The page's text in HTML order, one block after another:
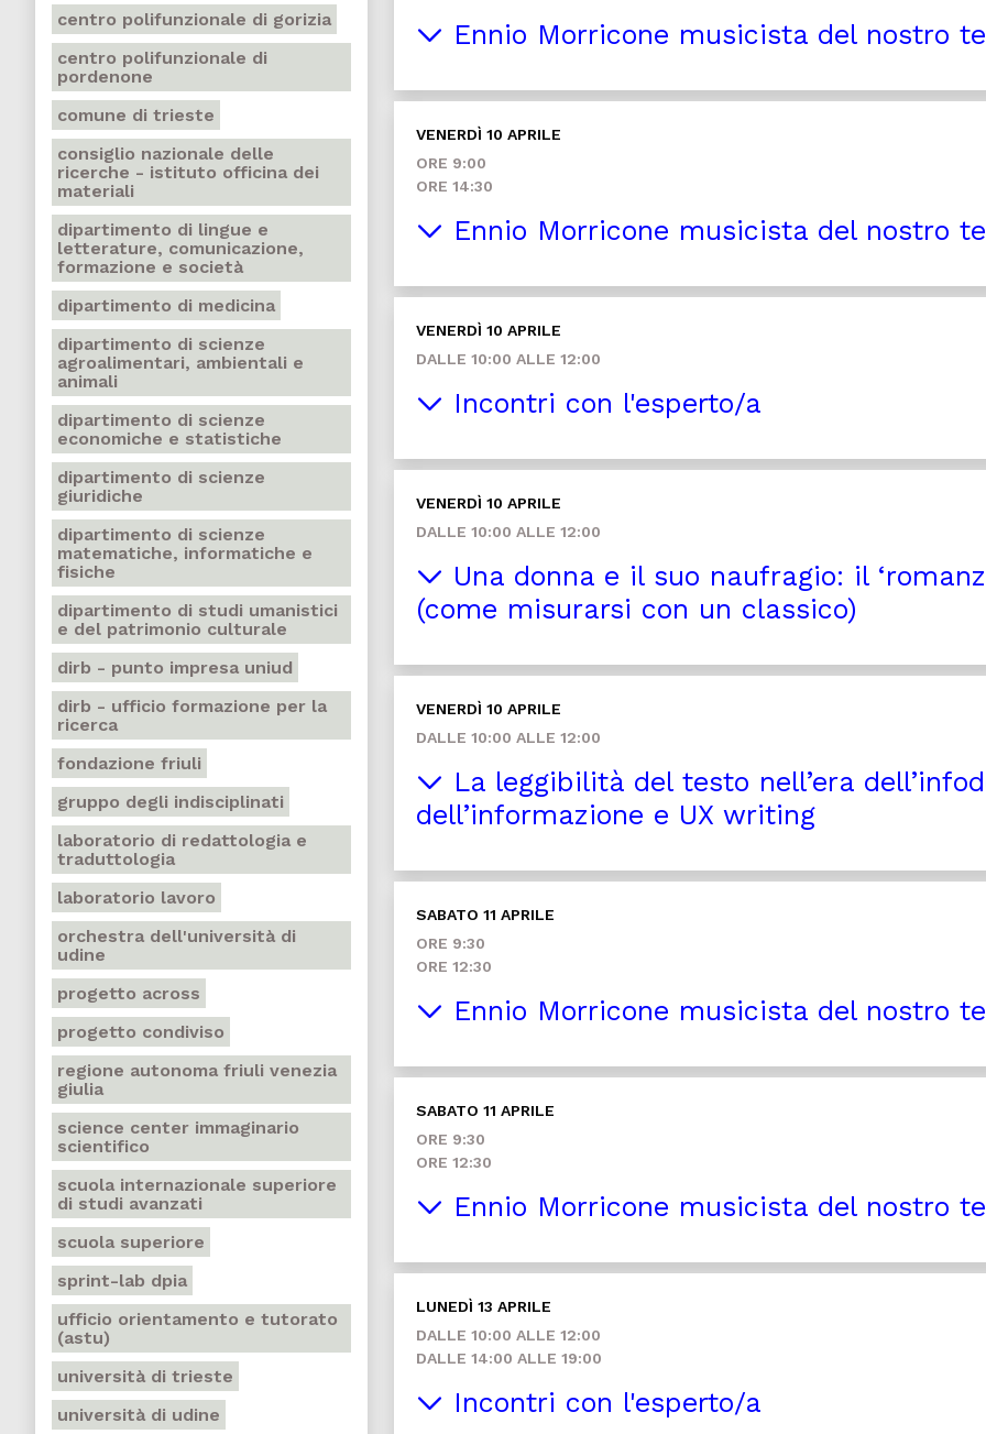
centro polifunzionale di gorizia
centro polifunzionale di
pordenone
comune di trieste
consiglio nazionale delle
ricerche - istituto officina dei
materiali
dipartimento di lingue e
letterature, comunicazione,
formazione e società
dipartimento di medicina
dipartimento di scienze
agroalimentari, ambientali e
animali
dipartimento di scienze
economiche e statistiche
dipartimento di scienze
giuridiche
dipartimento di scienze
matematiche, informatiche e
fisiche
dipartimento di studi umanistici
e del patrimonio culturale
dirb - punto impresa uniud
dirb - ufficio formazione per la
ricerca
fondazione friuli
gruppo degli indisciplinati
laboratorio di redattologia e
traduttologia
laboratorio lavoro
orchestra dell'università di
udine
progetto across
progetto condiviso
regione autonoma friuli venezia
giulia
science center immaginario
scientifico
scuola internazionale superiore
di studi avanzati
scuola superiore
sprint-lab dpia
ufficio orientamento e tutorato
(astu)
università di trieste
università di udine
Ennio Morricone musicista del nostro
VENERDÌ 10 APRILE
ORE 9:00
ORE 14:30
Ennio Morricone musicista del nostro
VENERDÌ 10 APRILE
DALLE 10:00 ALLE 12:00
Incontri con l'esperto/a
VENERDÌ 10 APRILE
DALLE 10:00 ALLE 12:00
Una donna e il suo naufragio: il
(come misurarsi con un classico)
VENERDÌ 10 APRILE
DALLE 10:00 ALLE 12:00
La leggibilità del testo nell’era
dell’informazione e UX writing
SABATO 11 APRILE
ORE 9:30
ORE 12:30
Ennio Morricone musicista del nostro
SABATO 11 APRILE
ORE 9:30
ORE 12:30
Ennio Morricone musicista del nostro
LUNEDÌ 13 APRILE
DALLE 10:00 ALLE 12:00
DALLE 14:00 ALLE 19:00
Incontri con l'esperto/a